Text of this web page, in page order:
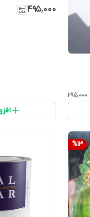
۲۹۵٬۰۰۰
۴۹۵٬۰۰۰
%13